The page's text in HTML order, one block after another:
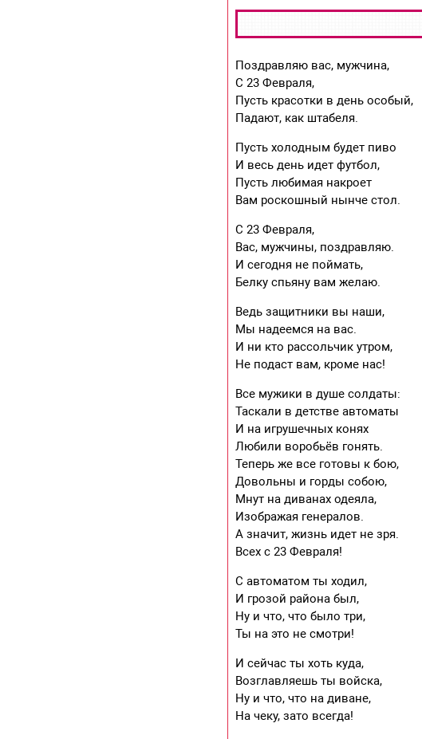
Поздравляю вас, мужчина,
С 23 Февраля,
Пусть красотки в день особый,
Падают, как штабеля.
Пусть холодным будет пиво
И весь день идет футбол,
Пусть любимая накроет
Вам роскошный нынче стол.
С 23 Февраля,
Вас, мужчины, поздравляю.
И сегодня не поймать,
Белку спьяну вам желаю.
Ведь защитники вы наши,
Мы надеемся на вас.
И ни кто рассольчик утром,
Не подаст вам, кроме нас!
Все мужики в душе солдаты:
Таскали в детстве автоматы
И на игрушечных конях
Любили воробьёв гонять.
Теперь же все готовы к бою,
Довольны и горды собою,
Мнут на диванах одеяла,
Изображая генералов.
А значит, жизнь идет не зря.
Всех с 23 Февраля!
С автоматом ты ходил,
И грозой района был,
Ну и что, что было три,
Ты на это не смотри!
И сейчас ты хоть куда,
Возглавляешь ты войска,
Ну и что, что на диване,
На чеку, зато всегда!